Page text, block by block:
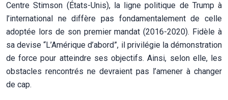
Centre Stimson (États-Unis), la ligne politique de Trump à
l’international ne diffère pas fondamentalement de celle
adoptée lors de son premier mandat (2016-2020). Fidèle à
sa devise “L’Amérique d’abord”, il privilégie la démonstration
de force pour atteindre ses objectifs. Ainsi, selon elle, les
obstacles rencontrés ne devraient pas l’amener à changer
de cap.